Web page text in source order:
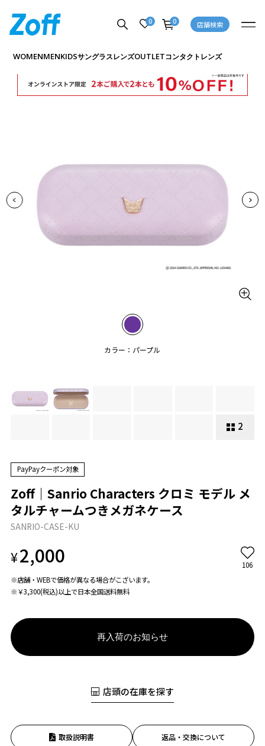
0 0 店舗検索
WOMENMENKIDSサングラスレンズOUTLETコンタクトレンズ
カラー：パープル
2
商品詳細ページへ
PayPayクーポン対象
Zoff｜Sanrio Characters クロミ モデル メ
タルチャームつきメガネケース
SANRIO-CASE-KU
¥2,000 106
※店舗・WEBで価格が異なる場合がこざいます。
※￥3,300(税込)以上で日本全国送料無料
再入荷のお知らせ
店頭の在庫を探す
取扱説明書 返品・交換について